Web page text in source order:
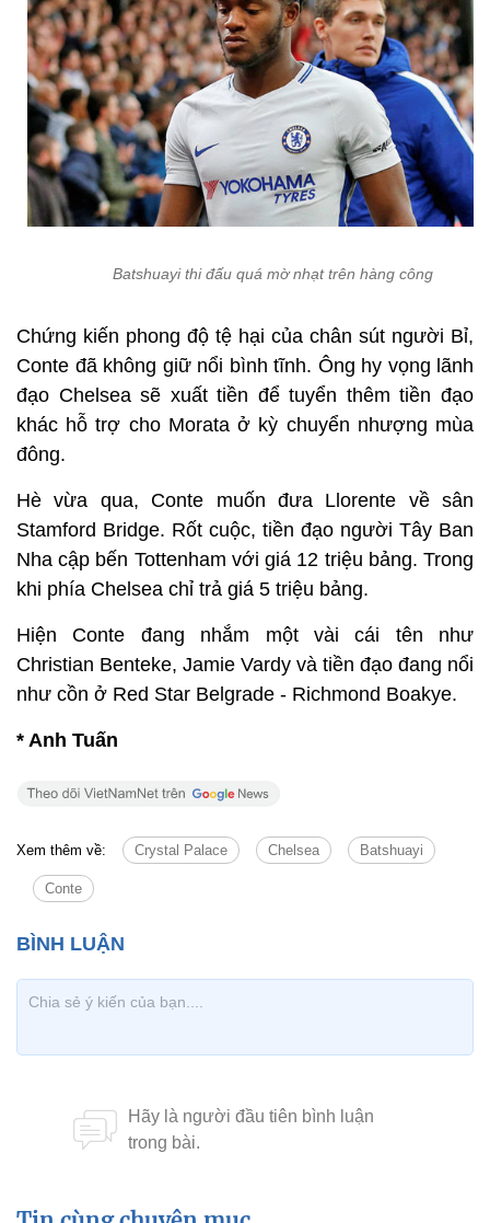
Batshuayi thi đấu quá mờ nhạt trên hàng công
Chứng kiến phong độ tệ hại của chân sút người Bỉ,
Conte đã không giữ nổi bình tĩnh. Ông hy vọng lãnh
đạo Chelsea sẽ xuất tiền để tuyển thêm tiền đạo
khác hỗ trợ cho Morata ở kỳ chuyển nhượng mùa
đông.
Hè vừa qua, Conte muốn đưa Llorente về sân
Stamford Bridge. Rốt cuộc, tiền đạo người Tây Ban
Nha cập bến Tottenham với giá 12 triệu bảng. Trong
khi phía Chelsea chỉ trả giá 5 triệu bảng.
Hiện Conte đang nhắm một vài cái tên như
Christian Benteke, Jamie Vardy và tiền đạo đang nổi
như cồn ở Red Star Belgrade - Richmond Boakye.
* Anh Tuấn
Xem thêm về: Crystal Palace Chelsea Batshuayi
Conte